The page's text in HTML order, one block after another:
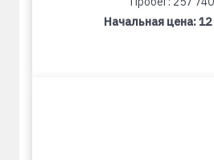
Начальная цена:12